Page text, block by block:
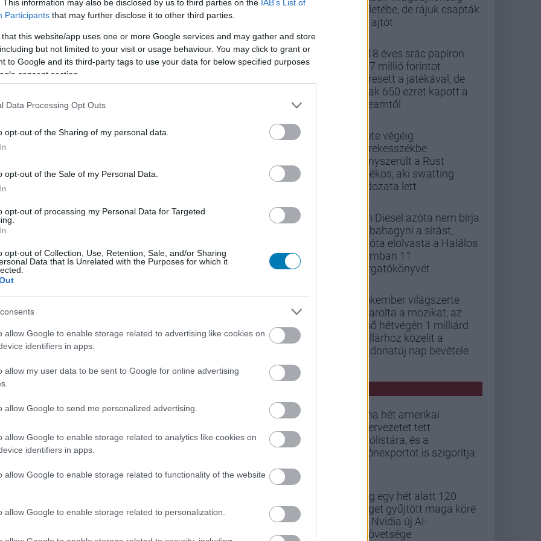
This information may also be disclosed by us to third parties on the IAB’s List of
Participants that may further disclose it to other third parties.
that this website/app uses one or more Google services and may gather and store
but not limited to your visit or usage behaviour. You may click to grant or
to Google and its third-party tags to use your data for below specified purposes
consent section.
Data Processing Opt Outs
opt-out of the Sharing of my personal data.
opt-out of the Sale of my Personal Data.
opt-out of processing my Personal Data for Targeted
opt-out of Collection, Use, Retention, Sale, and/or Sharing
Data that Is Unrelated with the Purposes for which it
allow Google to enable storage related to advertising like cookies on
identifiers in apps.
allow my user data to be sent to Google for online advertising
allow Google to send me personalized advertising.
allow Google to enable storage related to analytics like cookies on
identifiers in apps.
allow Google to enable storage related to functionality of the website
allow Google to enable storage related to personalization.
a többi majd
második rész után trilógiává bővül.
üzletébe, de rájuk csapták
az ajtót
A 18 éves srác papíron
437 millió forintot
keresett a játékával, de
csak 650 ezret kapott a
Steamtől
Élete végéig
kerekesszékbe
kényszerült a Rust
játékos, aki swatting
áldozata lett
Vin Diesel azóta nem bírja
abbahagyni a sírást,
mióta elolvasta a Halálos
iramban 11
forgatókönyvét
Pókember világszerte
letarolta a mozikat, az
első hétvégén 1 milliárd
dollárhoz közelít a
Vadonatúj nap bevétele
Kína hét amerikai
szervezetet tett
tiltólistára, és a
drónexportot is szigorítja
Alig egy hét alatt 120
céget gyűjtött maga köré
az Nvidia új AI-
szövetsége